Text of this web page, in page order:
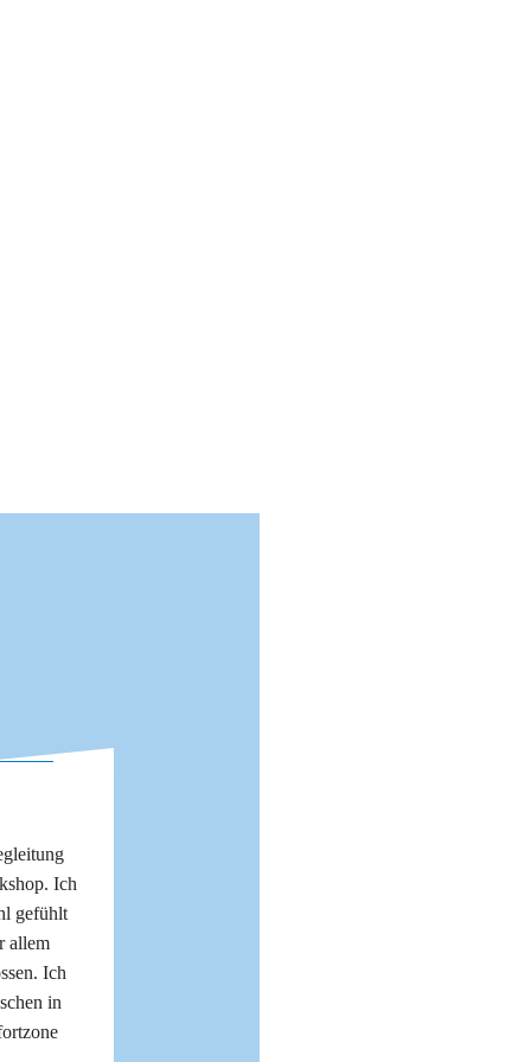
Ich
gefühlt
allem
Ich
in